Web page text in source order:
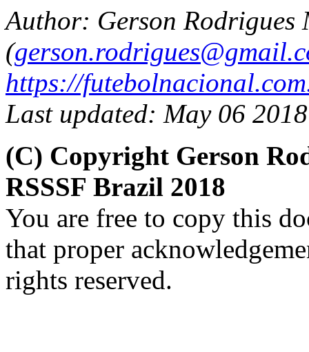
Author: Gerson Rodrigues
(
https://
Last updated: May 06 2018
(C) Copyright Gerson
RSSSF Brazil 2018
You are free to copy this
that proper
rights reserved.